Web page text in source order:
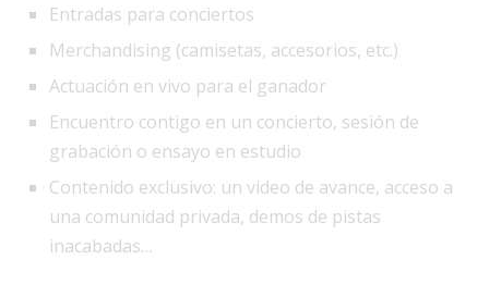
Entradas para conciertos
Merchandising (camisetas, accesorios, etc.)
Actuación en vivo para el ganador
Encuentro contigo en un concierto, sesión de
grabación o ensayo en estudio
Contenido exclusivo: un video de avance, acceso a
una comunidad privada, demos de pistas
inacabadas…